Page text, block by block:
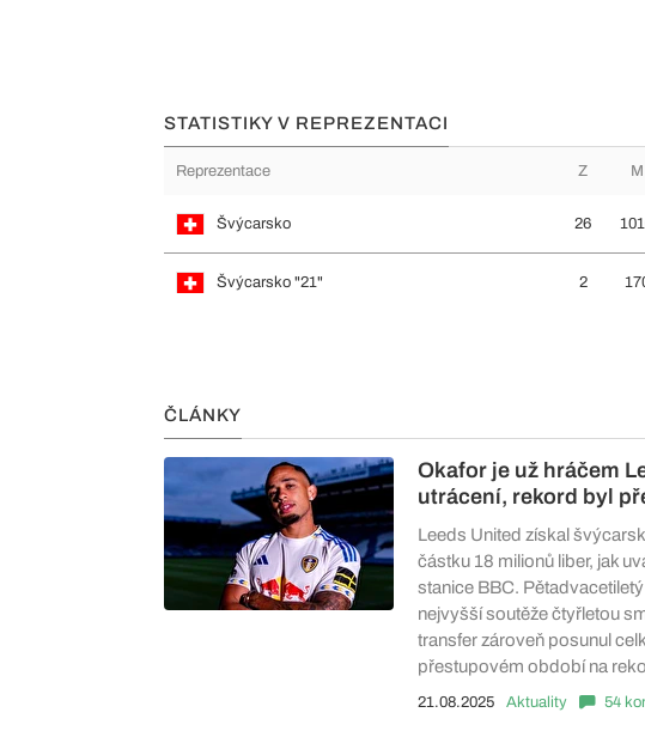
STATISTIKY V REPREZENTACI
Reprezentace Z M
Švýcarsko 26
Švýcarsko "21" 2
ČLÁNKY
Okafor je už hráčem
utrácení, rekord byl
Leeds United získal
částku 18 milionů liber, jak
stanice BBC.
nejvyšší soutěže čtyřletou
transfer zároveň posunul
přestupovém období na
21.08.2025 Aktuality 54